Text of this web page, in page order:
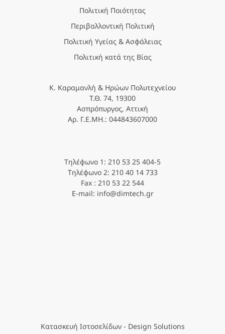
Πολιτική Ποιότητας
Περιβαλλοντική Πολιτική
Πολιτική Υγείας & Ασφάλειας
Πολιτική κατά της Βίας
Κ. Καραμανλή & Ηρώων Πολυτεχνείου
Τ.Θ. 74, 19300
Ασπρόπυργος, Αττική
Αρ. Γ.Ε.ΜΗ.: 044843607000
Τηλέφωνο 1: 210 53 25 404-5
Τηλέφωνο 2: 210 40 14 733
Fax : 210 53 22 544
E-mail: info@dimtech.gr
Κατασκευή Ιστοσελίδων- Design Solutions